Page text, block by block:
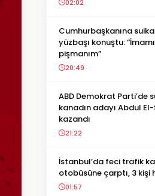
02:02
Cumhurbaşkanına
yüzbaşı konuştu:
pişmanım”
20:49
ABD Demokrat Parti’de
kanadın adayı Abdul
kazandı
21:22
İstanbul’da feci trafik
otobüsüne çarptı, 3 kişi
01:57